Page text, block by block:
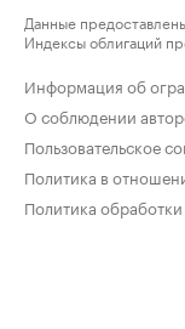
Данные
Индексы облигаций
Информация об
О соблюдении
Пользовательское
Политика в
Политика